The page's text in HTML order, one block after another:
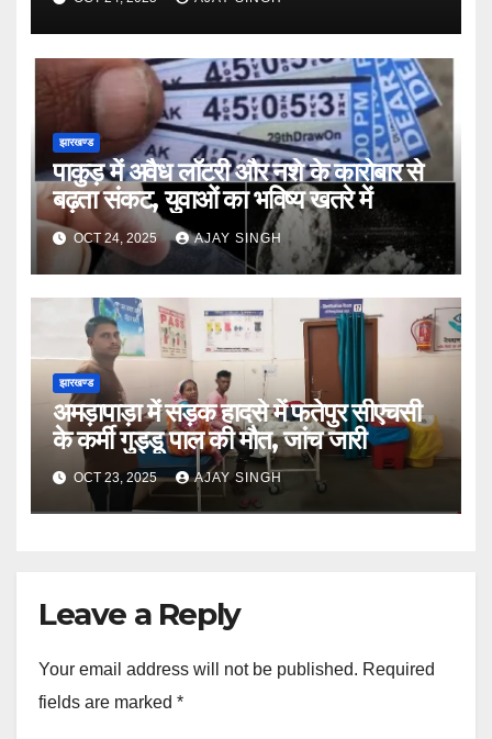
झारखण्ड
पाकुड़ में अवैध लॉटरी और नशे के कारोबार से
बढ़ता संकट, युवाओं का भविष्य खतरे में
OCT 24, 2025 AJAY SINGH
झारखण्ड
अमड़ापाड़ा में सड़क हादसे में फतेपुर सीएचसी
के कर्मी गुड्डू पाल की मौत, जांच जारी
OCT 23, 2025 AJAY SINGH
Leave a Reply
Your email address will not be published. Required
fields are marked *